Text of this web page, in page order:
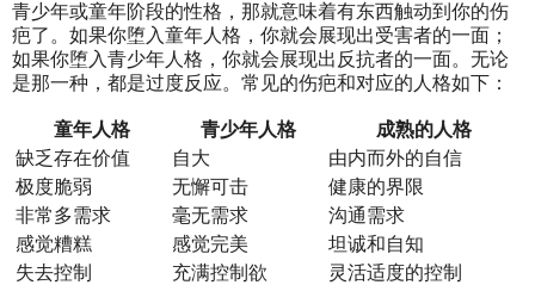
青少年或童年阶段的性格，那就意味着有东西触动到你的伤
疤了。如果你堕入童年人格，你就会展现出受害者的一面；
如果你堕入青少年人格，你就会展现出反抗者的一面。无论
是那一种，都是过度反应。常见的伤疤和对应的人格如下：
童年人格 青少年人格
成熟的人格
缺乏存在价值
自大
由内而外的自信
极度脆弱
无懈可击
健康的界限
非常多需求
毫无需求
沟通需求
感觉糟糕
感觉完美
坦诚和自知
失去控制
充满控制欲
灵活适度的控制